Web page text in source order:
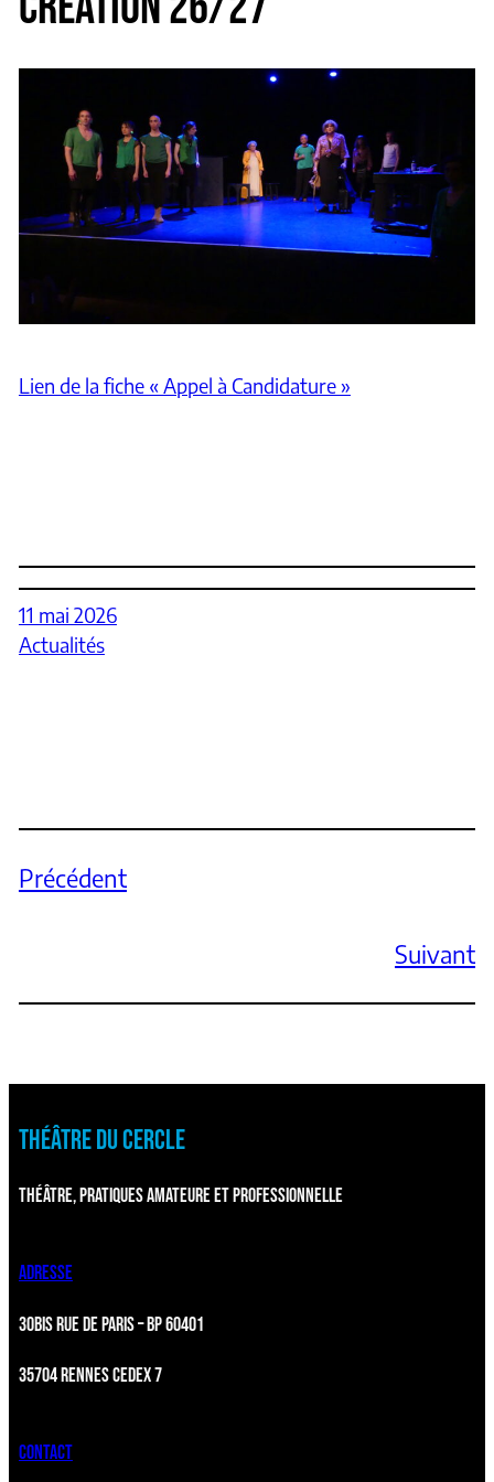
Lien de la fiche « Appel à Candidature »
11 mai 2026
Actualités
Précédent
Suivant
THÉÂTRE DU CERCLE
THÉÂTRE, PRATIQUES AMATEURE ET PROFESSIONNELLE
ADRESSE
30BIS RUE DE PARIS – BP 60401
35704 RENNES CEDEX 7
CONTACT